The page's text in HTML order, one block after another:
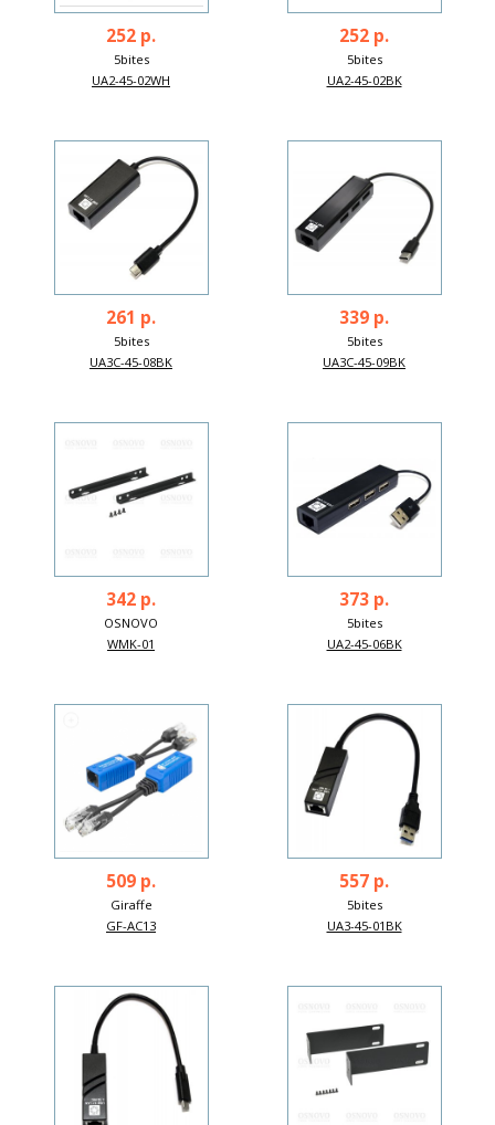
252 р.
5bites
UA2-45-02WH
252 р.
5bites
UA2-45-02BK
261 р.
5bites
UA3C-45-08BK
339 р.
5bites
UA3C-45-09BK
342 р.
OSNOVO
WMK-01
373 р.
5bites
UA2-45-06BK
509 р.
Giraffe
GF-AC13
557 р.
5bites
UA3-45-01BK